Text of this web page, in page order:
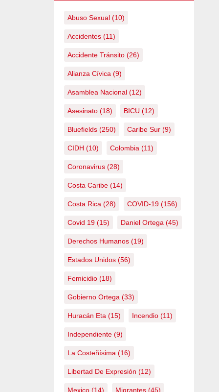
Abuso Sexual(10)
Accidentes(11)
Accidente Tránsito(26)
Alianza Cívica (9)
Asamblea Nacional(12)
Asesinato(18) BICU (12)
Bluefields(250) Caribe Sur(9)
CIDH (10) Colombia (11)
Coronavirus(28)
Costa Caribe(14)
Costa Rica (28) COVID-19(156)
Covid 19(15) Daniel Ortega (45)
Derechos Humanos(19)
Estados Unidos(56)
Femicidio(18)
Gobierno Ortega (33)
Huracán Eta (15) Incendio(11)
Independiente(9)
La Costeñísima (16)
Libertad De Expresión (12)
Mexico(14) Migrantes(45)